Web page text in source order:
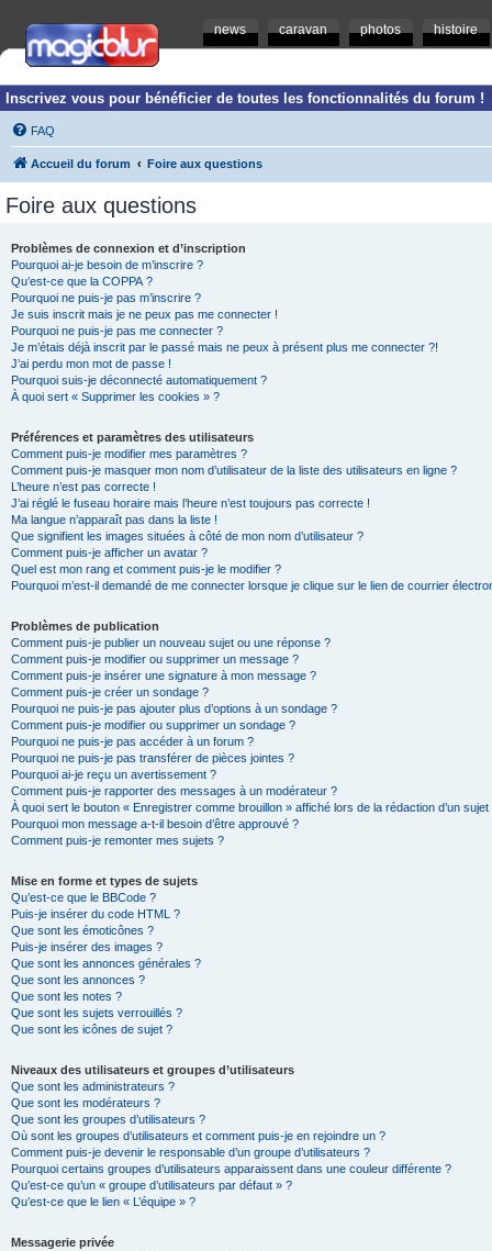
news caravan photos histoire
Inscrivez vous pour bénéficier de toutes les fonctionnalités du forum !
FAQ
Accueil du forum Foire aux questions
Foire aux questions
Problèmes de connexion et d’inscription
Pourquoi ai-je besoin de m’inscrire ?
Qu’est-ce que la COPPA ?
Pourquoi ne puis-je pas m’inscrire ?
Je suis inscrit mais je ne peux pas me connecter !
Pourquoi ne puis-je pas me connecter ?
Je m’étais déjà inscrit par le passé mais ne peux à présent plus me connecter ?!
J’ai perdu mon mot de passe !
Pourquoi suis-je déconnecté automatiquement ?
À quoi sert « Supprimer les cookies » ?
Préférences et paramètres des utilisateurs
Comment puis-je modifier mes paramètres ?
Comment puis-je masquer mon nom d’utilisateur de la liste des utilisateurs en ligne ?
L’heure n’est pas correcte !
J’ai réglé le fuseau horaire mais l’heure n’est toujours pas correcte !
Ma langue n’apparaît pas dans la liste !
Que signifient les images situées à côté de mon nom d’utilisateur ?
Comment puis-je afficher un avatar ?
Quel est mon rang et comment puis-je le modifier ?
Pourquoi m’est-il demandé de me connecter lorsque je clique sur le lien de courrier
Problèmes de publication
Comment puis-je publier un nouveau sujet ou une réponse ?
Comment puis-je modifier ou supprimer un message ?
Comment puis-je insérer une signature à mon message ?
Comment puis-je créer un sondage ?
Pourquoi ne puis-je pas ajouter plus d’options à un sondage ?
Comment puis-je modifier ou supprimer un sondage ?
Pourquoi ne puis-je pas accéder à un forum ?
Pourquoi ne puis-je pas transférer de pièces jointes ?
Pourquoi ai-je reçu un avertissement ?
Comment puis-je rapporter des messages à un modérateur ?
À quoi sert le bouton « Enregistrer comme brouillon » affiché lors de la rédaction d’un sujet
Pourquoi mon message a-t-il besoin d’être approuvé ?
Comment puis-je remonter mes sujets ?
Mise en forme et types de sujets
Qu’est-ce que le BBCode ?
Puis-je insérer du code HTML ?
Que sont les émoticônes ?
Puis-je insérer des images ?
Que sont les annonces générales ?
Que sont les annonces ?
Que sont les notes ?
Que sont les sujets verrouillés ?
Que sont les icônes de sujet ?
Niveaux des utilisateurs et groupes d’utilisateurs
Que sont les administrateurs ?
Que sont les modérateurs ?
Que sont les groupes d’utilisateurs ?
Où sont les groupes d’utilisateurs et comment puis-je en rejoindre un ?
Comment puis-je devenir le responsable d’un groupe d’utilisateurs ?
Pourquoi certains groupes d’utilisateurs apparaissent dans une couleur différente ?
Qu’est-ce qu’un « groupe d’utilisateurs par défaut » ?
Qu’est-ce que le lien « L’équipe » ?
Messagerie privée